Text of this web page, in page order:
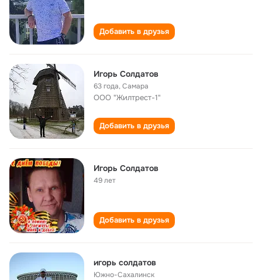
Добавить в друзья
Игорь Солдатов
63 года,Самара
ООО "Жилтрест-1"
Добавить в друзья
Игорь Солдатов
49 лет
Добавить в друзья
игорь солдатов
Южно-Сахалинск